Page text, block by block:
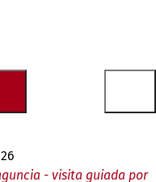
- visita guiada por